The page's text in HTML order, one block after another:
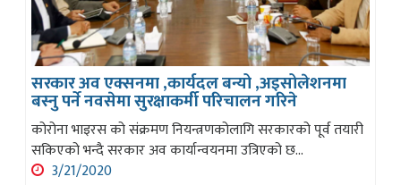
सरकार अव एक्सनमा ,कार्यदल बन्यो ,अइसोलेशनमा
बस्नु पर्ने नवसेमा सुरक्षाकर्मी परिचालन गरिने
कोरोना भाइरस को संक्रमण नियन्त्रणकोलागि सरकारको पूर्व तयारी
सकिएको भन्दै सरकार अव कार्यान्वयनमा उत्रिएको छ...
3/21/2020